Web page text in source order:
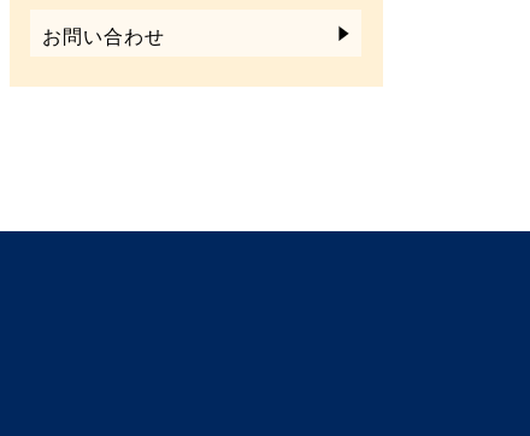
お問い合わせ